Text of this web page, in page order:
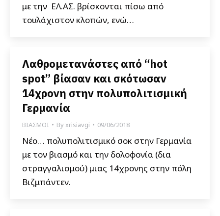
με την ΕΛ.ΑΣ. βρίσκονται πίσω από
τουλάχιστον κλοπών, ενώ…
Λαθρομετανάστες από “hot
spot” βίασαν και σκότωσαν
14χρονη στην πολυπολιτισμική
Γερμανία
ΒΙΑΣΜΟΙ Byxrisiavgi 09/06/2018
Νέο… πολυπολιτισμικό σοκ στην Γερμανία
με τον βιασμό και την δολοφονία (δια
στραγγαλισμού) μιας 14χρονης στην πόλη
Βιζμπάντεν.